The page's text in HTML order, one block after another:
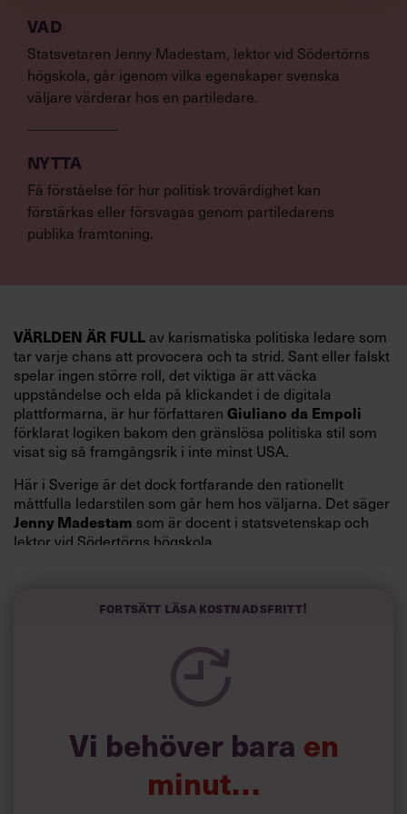
VAD
Statsvetaren Jenny Madestam, lektor vid Södertörns
högskola, går igenom vilka egenskaper svenska
väljare värderar hos en partiledare.
NYTTA
Få förståelse för hur politisk trovärdighet kan
förstärkas eller försvagas genom partiledarens
publika framtoning.
VÄRLDEN ÄR FULLav karismatiska politiska ledare som
tar varje chans att provocera och ta strid. Sant eller falskt
spelar ingen större roll, det viktiga är att väcka
uppståndelse och elda på klickandet i de digitala
plattformarna, är hur författaren Giuliano da Empoli
förklarat logiken bakom den gränslösa politiska stil som
visat sig så framgångsrik i inte minst USA.
Här i Sverige är det dock fortfarande den rationellt
måttfulla ledarstilen som går hem hos väljarna. Det säger
Jenny Madestam som är docent i statsvetenskap och
lektor vid Södertörns högskola.
kompetenta och stå med båda fötterna på jorden. Hellre
spelevink i högklackat, är hur jag brukar sammanfatta de
önskningar som svenskarna för fram i undersökningar.”
Siri Wikander: ”Led som i
början av pandemin”
Fortsätt läsa kostnadsfritt!
Vi behöver bara en
minut…